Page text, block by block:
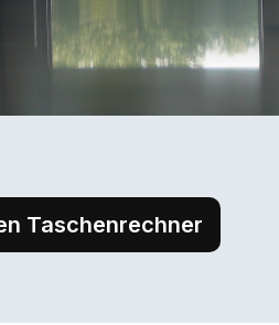
Taschenrechner